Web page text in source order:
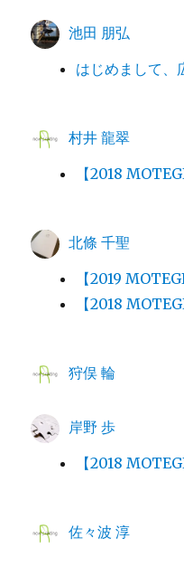
池田 朋弘
はじめまして、
村井 龍翠
【2018
北條 千聖
【2019
【2018
狩俣 輪
岸野 歩
【2018
佐々波 淳